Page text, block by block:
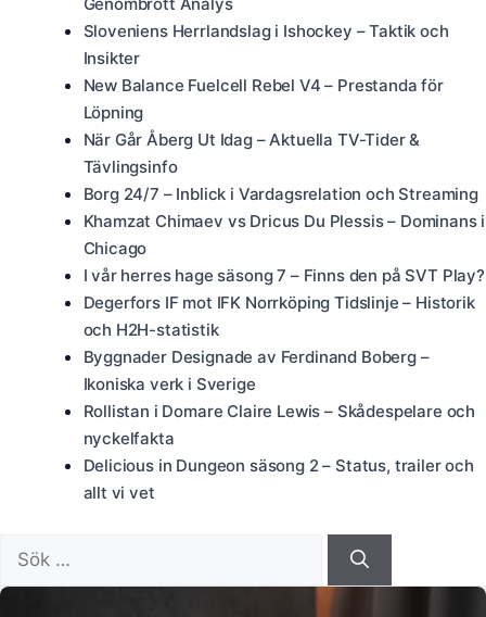
Sloveniens Herrlandslag i Ishockey – Taktik och
Insikter
New Balance Fuelcell Rebel V4 – Prestanda för
Löpning
När Går Åberg Ut Idag – Aktuella TV-Tider &
Tävlingsinfo
Borg 24/7 – Inblick i Vardagsrelation och Streaming
Khamzat Chimaev vs Dricus Du Plessis – Dominans i
Chicago
I vår herres hage säsong 7 – Finns den på SVT Play?
Degerfors IF mot IFK Norrköping Tidslinje – Historik
och H2H-statistik
Byggnader Designade av Ferdinand Boberg –
Ikoniska verk i Sverige
Rollistan i Domare Claire Lewis – Skådespelare och
nyckelfakta
Delicious in Dungeon säsong 2 – Status, trailer och
allt vi vet
efter: